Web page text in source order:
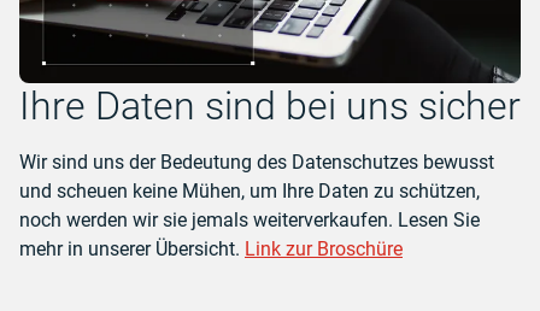
Ihre Daten sind bei uns sicher
Wir sind uns der Bedeutung des Datenschutzes bewusst
und scheuen keine Mühen, um Ihre Daten zu schützen,
noch werden wir sie jemals weiterverkaufen. Lesen Sie
mehr in unserer Übersicht. Link zur Broschüre